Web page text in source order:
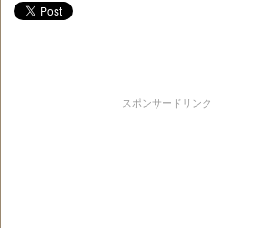
スポンサードリンク